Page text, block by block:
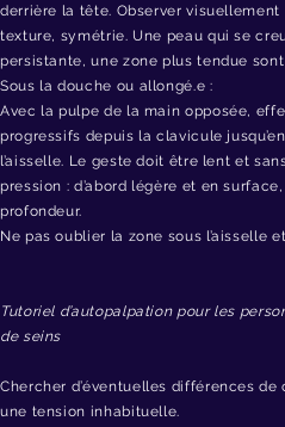
derrière la tête. Observer
texture, symétrie. Une peau qui se
persistante, une zone plus tendue
Sous la douche ou allongé.e :
Avec la pulpe de la main opposée,
progressifs depuis la clavicule
l’aisselle. Le geste doit être lent et
pression : d’abord légère et en
profondeur.
Ne pas oublier la zone sous l’aisselle
Tutoriel d’autopalpation pour les
de seins
Chercher d’éventuelles différences
une tension inhabituelle.